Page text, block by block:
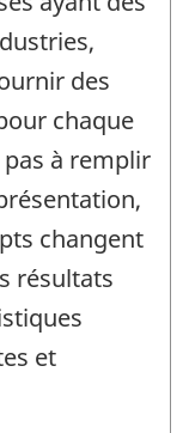
des
chaque
à remplir
changent
résultats
et